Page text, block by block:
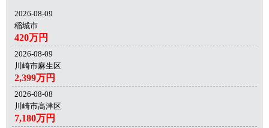
2026-08-09
稲城市
420万円
2026-08-09
川崎市麻生区
2,399万円
2026-08-08
川崎市高津区
7,180万円